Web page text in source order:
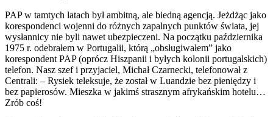
PAP w tamtych latach był ambitną, ale biedną agencją. Jeżdżąc jako
korespondenci wojenni do różnych zapalnych punktów świata, jej
wysłannicy nie byli nawet ubezpieczeni. Na początku października
1975 r. odebrałem w Portugalii, którą „obsługiwałem” jako
korespondent PAP (oprócz Hiszpanii i byłych kolonii portugalskich)
telefon. Nasz szef i przyjaciel, Michał Czarnecki, telefonował z
Centrali: – Rysiek teleksuje, że został w Luandzie bez pieniędzy i
bez papierosów. Mieszka w jakimś strasznym afrykańskim hotelu…
Zrób coś!